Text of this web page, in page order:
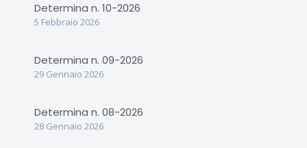
Determina n. 10-2026
5 Febbraio 2026
Determina n. 09-2026
29 Gennaio 2026
Determina n. 08-2026
28 Gennaio 2026